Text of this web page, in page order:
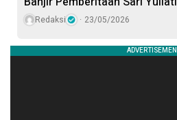
Redaksi 23/05/2026